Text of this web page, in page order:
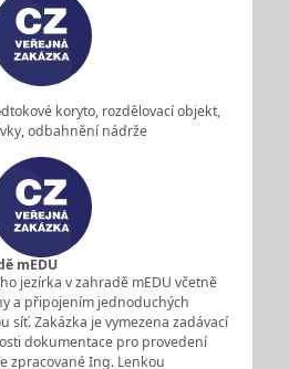
koryto, rozdělovací objekt,
odbahnění nádrže
mEDU
jezírka v zahradě mEDU včetně
a připojením jednoduchých
síť. Zakázka je vymezena zadávací
dokumentace pro provedení
zpracované Ing. Lenkou